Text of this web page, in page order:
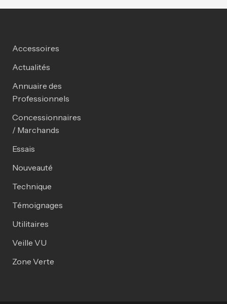
Accessoires
Actualités
Annuaire des
Professionnels
Concessionnaires
/ Marchands
Essais
Nouveauté
Technique
Témoignages
Utilitaires
Veille VU
Zone Verte